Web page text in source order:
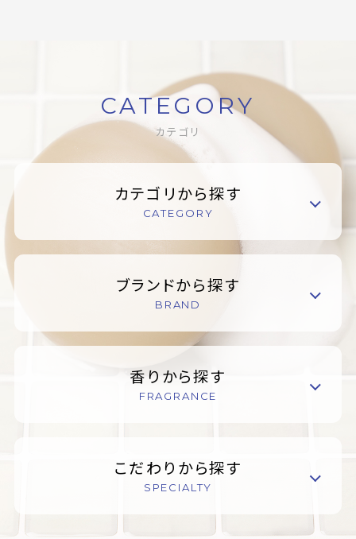
CATEGORY
カテゴリ
カテゴリから探す
CATEGORY
ブランドから探す
BRAND
香りから探す
FRAGRANCE
こだわりから探す
SPECIALTY